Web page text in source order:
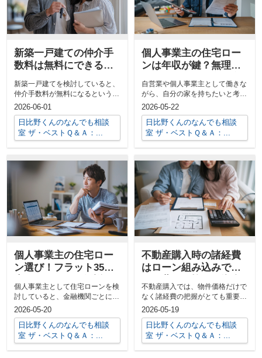
新築一戸建ての仲介手
数料は無料にできる？
仕組みと注意点をわか
りやすく解説
新築一戸建てを検討していると、
仲介手数料が無料になるという言
葉をよく見かけます。とても魅力
的に感じる...
2026-06-01
日比野くんのなんでも相談
室 ザ・ベストＱ＆Ａ：...
個人事業主の住宅ロー
ンは年収が鍵？無理な
く借りられる目安と審
査対策を解説
自営業や個人事業主として働きな
がら、自分の家を持ちたいと考え
る方は少なくありません。しか
し、いざ住宅...
2026-05-22
日比野くんのなんでも相談
室 ザ・ベストＱ＆Ａ：...
個人事業主の住宅ロー
ン選び！フラット35審
個人事業主として住宅ローンを検
討していると、金融機関ごとに説
明や条件が違い、何から比較すれ
ばよいのか...
2026-05-20
日比野くんのなんでも相談
室 ザ・ベストＱ＆Ａ：...
不動産購入時の諸経費
はローン組み込みでき
計画の立て方を解説
不動産購入では、物件価格だけで
なく諸経費の把握がとても重要で
す。しかし、実際にはどのくらい
の費用が必...
2026-05-19
日比野くんのなんでも相談
室 ザ・ベストＱ＆Ａ：...